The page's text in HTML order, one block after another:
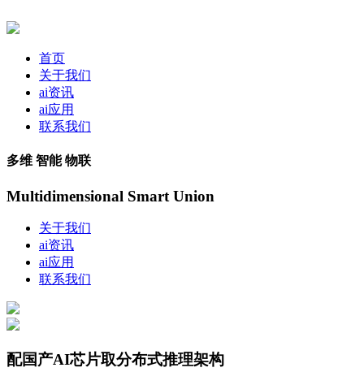
首页
关于我们
ai资讯
ai应用
联系我们
多维 智能 物联
Multidimensional Smart Union
关于我们
ai资讯
ai应用
联系我们
配国产AI芯片取分布式推理架构